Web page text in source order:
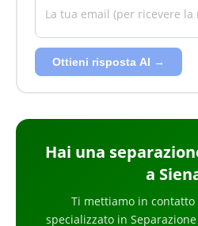
Ottieni risposta AI →
Hai una
a
Ti mettiamo in contatto
specializzato in